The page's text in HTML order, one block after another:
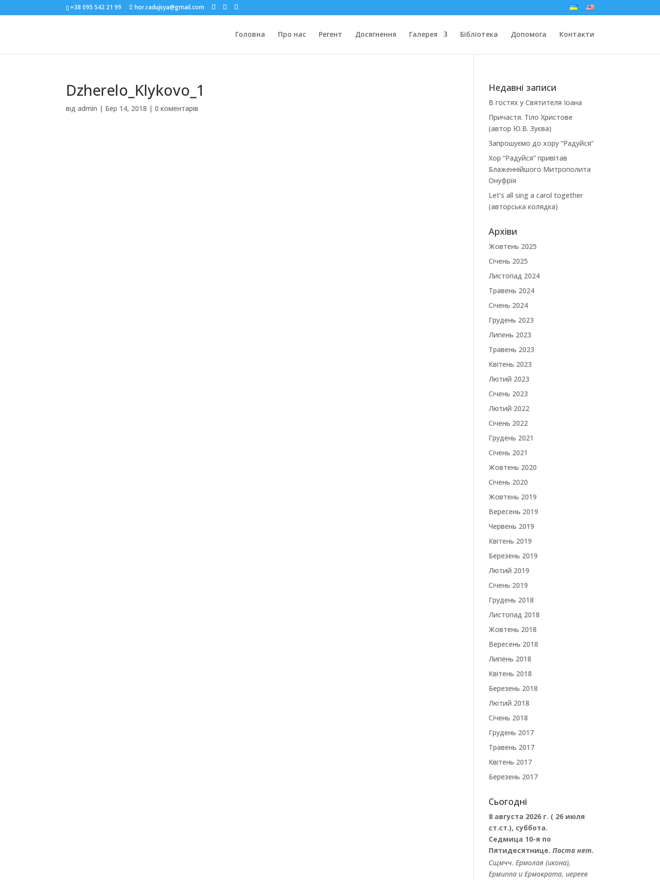
+38 095 542 21 99 hor.radujsya@gmail.com
Головна Про нас Регент Досягнення Галерея Бібліотека Допомога Контакти
Dzherelo_Klykovo_1
відadmin | Бер 14, 2018 |0 коментарів
Недавні записи
В гостях у Святителя Іоана
Причастя. Тіло Христове
(автор Ю.В. Зуєва)
Запрошуємо до хору “Радуйся”
Хор “Радуйся” привітав
Блаженнійшого Митрополита
Онуфрія
Let’s all sing a carol together
(авторська колядка)
Архіви
Жовтень 2025
Січень 2025
Листопад 2024
Травень 2024
Січень 2024
Грудень 2023
Липень 2023
Травень 2023
Квітень 2023
Лютий 2023
Січень 2023
Лютий 2022
Січень 2022
Грудень 2021
Січень 2021
Жовтень 2020
Січень 2020
Жовтень 2019
Вересень 2019
Червень 2019
Квітень 2019
Березень 2019
Лютий 2019
Січень 2019
Грудень 2018
Листопад 2018
Жовтень 2018
Вересень 2018
Липень 2018
Квітень 2018
Березень 2018
Лютий 2018
Січень 2018
Грудень 2017
Травень 2017
Квітень 2017
Березень 2017
Сьогодні
8 августа 2026 г. ( 26 июля
ст.ст.), суббота.
Седмица 10-я по
Пятидесятнице. Поста нет.
Сщмчч. Ермолая (икона),
Ермиппаи Ермократа, иереев